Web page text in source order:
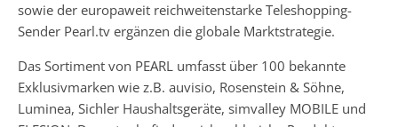
sowie der europaweit reichweitenstarke Teleshopping-
Sender Pearl.tv ergänzen die globale Marktstrategie.
Das Sortiment von PEARL umfasst über 100 bekannte
Exklusivmarken wie z.B. auvisio, Rosenstein & Söhne,
Luminea, Sichler Haushaltsgeräte, simvalley MOBILE und